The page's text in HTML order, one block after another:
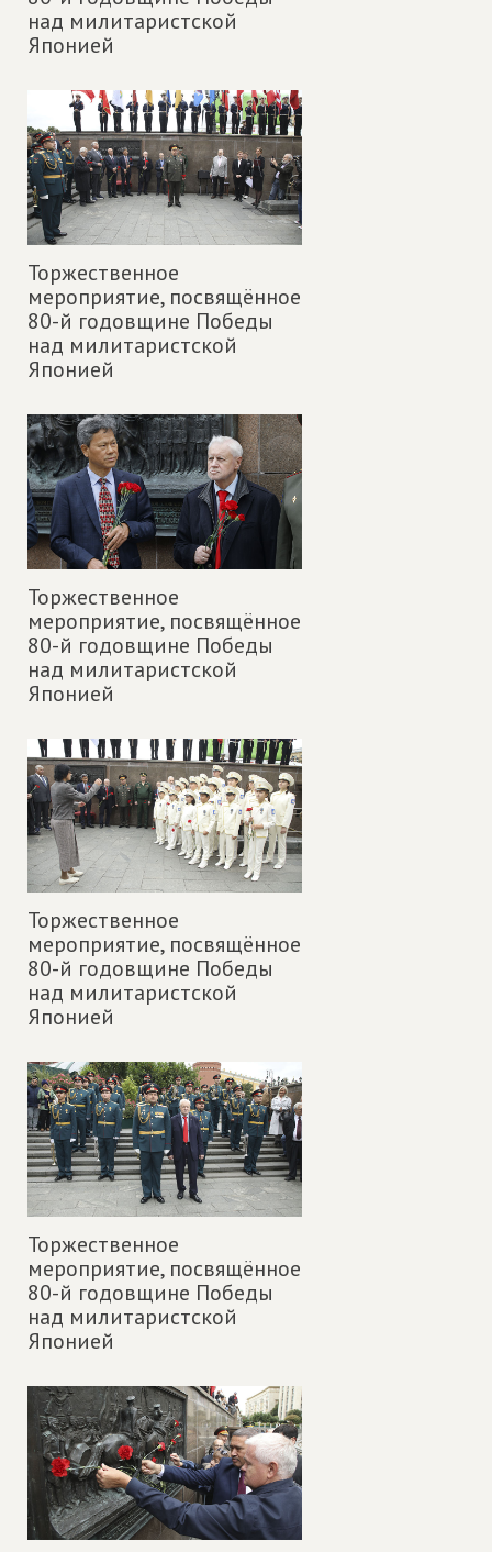
над милитаристской
Японией
Торжественное
мероприятие, посвящённое
80-й годовщине Победы
над милитаристской
Японией
Торжественное
мероприятие, посвящённое
80-й годовщине Победы
над милитаристской
Японией
Торжественное
мероприятие, посвящённое
80-й годовщине Победы
над милитаристской
Японией
Торжественное
мероприятие, посвящённое
80-й годовщине Победы
над милитаристской
Японией